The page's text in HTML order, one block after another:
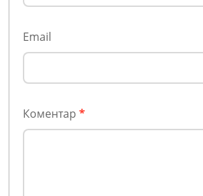
Email
Коментар *